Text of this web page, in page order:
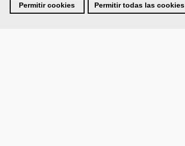
Permitir cookies Permitir todas las cookies